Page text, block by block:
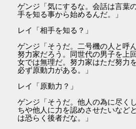
ゲンジ「気にするな。会話は言葉
手を知る事から始めるんだ。」
レイ「相手を知る？」
ゲンジ「そうだ。二号機の人と呼
努力家だろう。同世代の男子を上
女では無理だ。努力家はただ努力
必ず原動力がある。」
レイ「原動力？」
ゲンジ「そうだ。他人の為に尽く
ちや他人に力を認めさせたいなど
は恐らく後者だな。」